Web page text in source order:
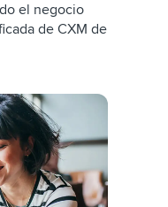
el negocio
de CXM de